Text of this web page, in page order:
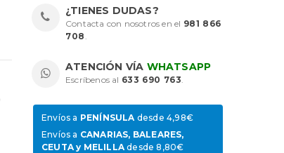
¿TIENES DUDAS?
Contacta con nosotros en el 981 866
708 .
ATENCIÓN VÍA WHATSAPP
Escríbenos al 633 690 763.
Envíos a PENÍNSULAdesde 4,98€
Envíos a CANARIAS, BALEARES,
CEUTA y MELILLAdesde 8,80€